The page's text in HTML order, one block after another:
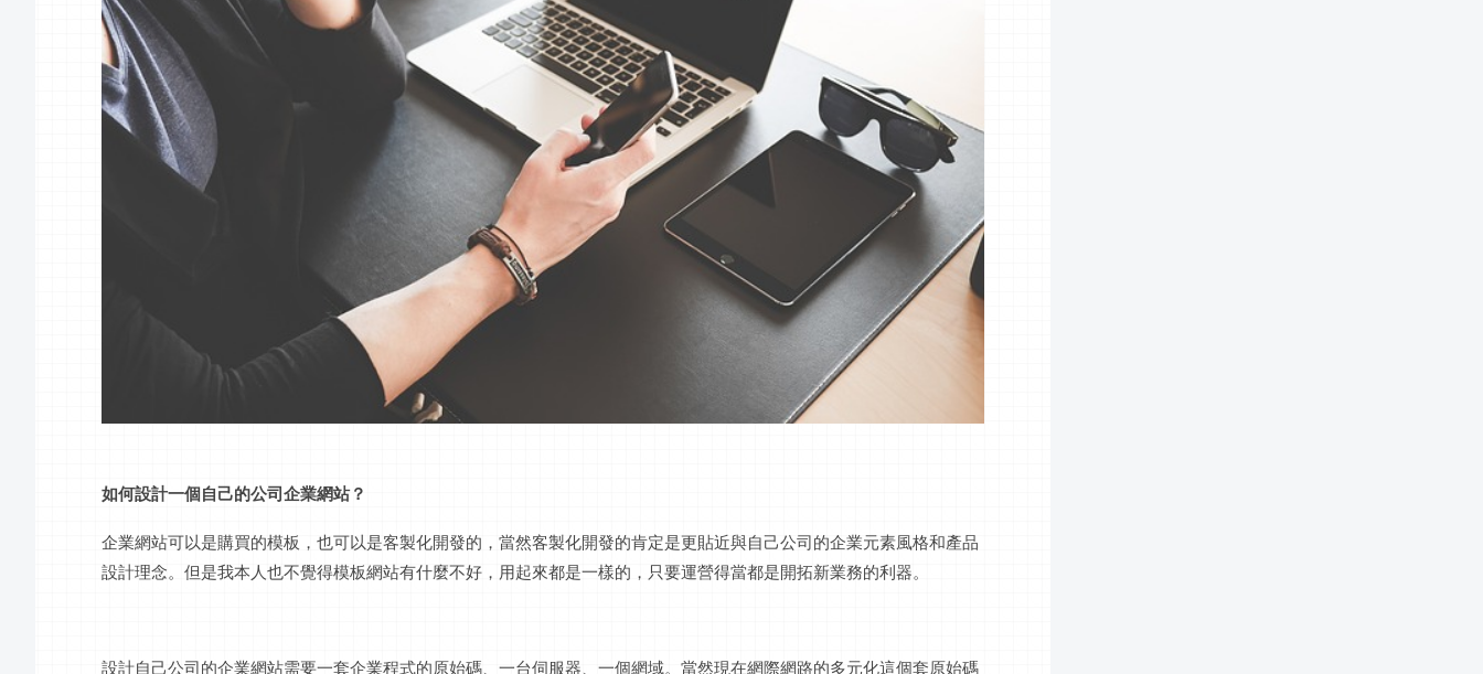
如何設計一個自己的公司企業網站？
企業網站可以是購買的模板，也可以是客製化開發的，當然客製化開發的肯定是更貼近與自己公司的企業元素風格和產品
設計理念。但是我本人也不覺得模板網站有什麼不好，用起來都是一樣的，只要運營得當都是開拓新業務的利器。
設計自己公司的企業網站需要一套企業程式的原始碼、一台伺服器、一個網域。當然現在網際網路的多元化這個套原始碼